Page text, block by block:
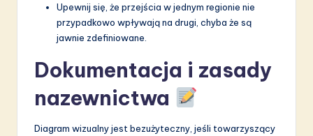
Upewnij się, że przejścia w jednym regionie nie
przypadkowo wpływają na drugi, chyba że są
jawnie zdefiniowane.
Dokumentacja i zasady
nazewnictwa
Diagram wizualny jest bezużyteczny, jeśli towarzyszący